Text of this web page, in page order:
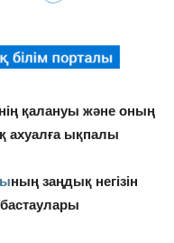
қалануы және оның
ахуалға ықпалы
ның заңдық негізін